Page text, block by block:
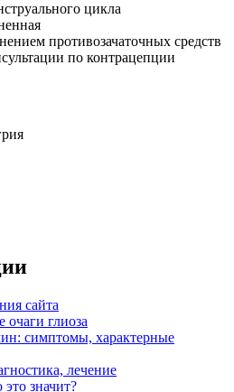
цикла
противозачаточных средств
по контрацепции
сайта
очаги глиоза
симптомы, характерные
лечение
значит?